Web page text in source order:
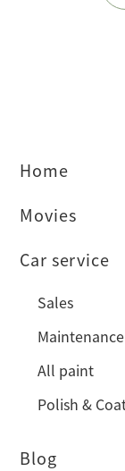
Home
Movies
Car service
Sales
Maintenance
All paint
Polish &
Blog